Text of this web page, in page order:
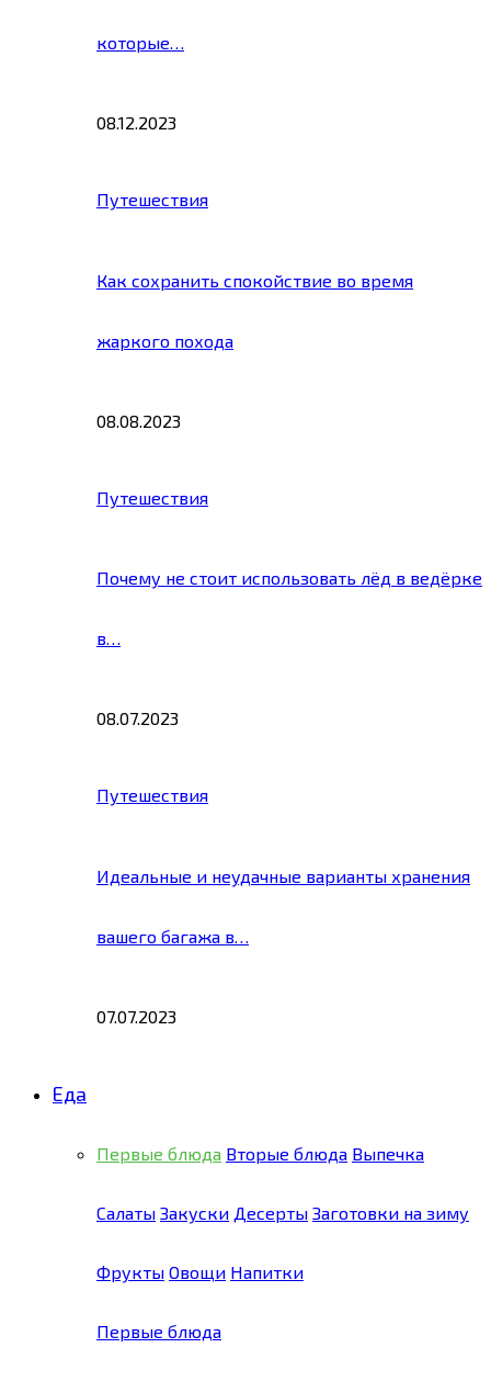
которые…
08.12.2023
Путешествия
Как сохранить спокойствие во время
жаркого похода
08.08.2023
Путешествия
Почему не стоит использовать лёд в ведёрке
в…
08.07.2023
Путешествия
Идеальные и неудачные варианты хранения
вашего багажа в…
07.07.2023
Еда
Первые блюда Вторые блюда Выпечка
Салаты Закуски Десерты Заготовки на зиму
Фрукты Овощи Напитки
Первые блюда